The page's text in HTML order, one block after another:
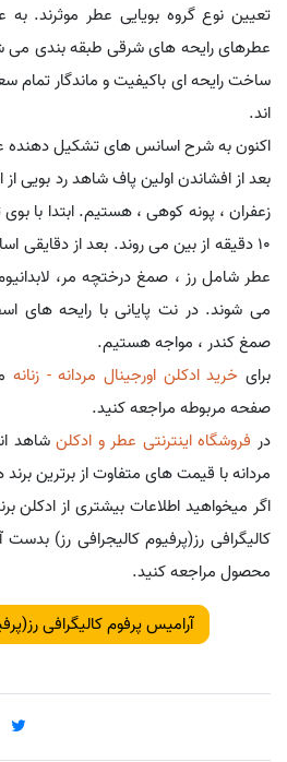
تعیین نوع گروه بویایی عطر موثرند.
عطرهای رایحه های شرقی طبقه بندی می
ساخت رایحه ای باکیفیت و ماندگار تمام
اند.
اکنون به شرح اسانس های تشکیل دهنده
بعد از افشاندن اولین پاف شاهد رد بویی
10 دقیقه از بین می روند. بعد از
عطر شامل رز ، صمغ درختچه مر،
می شوند. در نت پایانی با رایحه های
صمغ کندر ، مواجه هستیم.
برای خرید ادکلن اورجینال مردانه - زنانه
صفحه مربوطه مراجعه کنید.
در فروشگاه اینترنتی عطر و ادکلنشاهد
مردانه با قیمت های متفاوت از برترین
اگر میخواهید اطلاعات بیشتری از ادکلن
کالیگرافی رز(پرفیوم کالیجرافی رز)
محصول مراجعه کنید.
آرامیس پرفوم کالیگرافی